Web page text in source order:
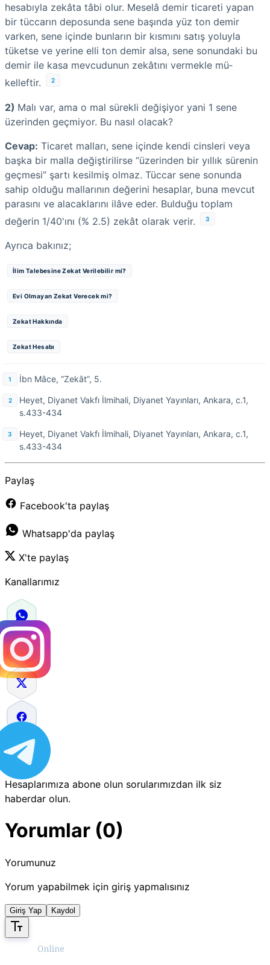
hesabıyla zekâta tâbi olur. Meselâ demir ticareti yapan
bir tüccarın deposunda sene başında yüz ton demir
varken, sene içinde bunların bir kısmını satış yoluyla
tüketse ve yerine elli ton demir alsa, sene sonundaki bu
demir ile kasa mevcudunun zekâtını vermekle mü­
kelleftir.
2
2) Malı var, ama o mal sürekli değişiyor yani 1 sene
üzerinden geçmiyor. Bu nasıl olacak?
Cevap: Ticaret malları, sene içinde kendi cinsleri veya
başka bir malla değiştirilirse “üzerinden bir yıllık sürenin
geçmesi” şartı kesilmiş olmaz. Tüccar sene sonunda
sahip olduğu mallarının değerini hesaplar, buna mevcut
parasını ve alacaklarını ilâve eder. Bulduğu toplam
değerin 1/40'ını (% 2.5) zekât olarak verir.
3
Ayrıca bakınız;
İlim Talebesine Zekat Verilebilir mi?
Evi Olmayan Zekat Verecek mi?
Zekat Hakkında
Zekat Hesabı
İbn Mâce, “Zekât”, 5.
Heyet, Diyanet Vakfı İlmihali, Diyanet Yayınları, Ankara, c.1,
s.433-434
Heyet, Diyanet Vakfı İlmihali, Diyanet Yayınları, Ankara, c.1,
s.433-434
Paylaş
Facebook'ta paylaş
Whatsapp'da paylaş
X'te paylaş
Kanallarımız
Hesaplarımıza abone olun sorularımızdan ilk siz
haberdar olun.
Yorumlar (0)
Yorumunuz
Yorum yapabilmek için giriş yapmalısınız
Giriş Yap Kaydol